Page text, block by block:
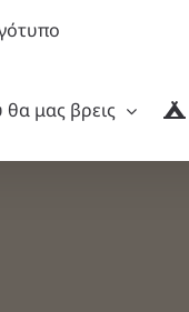
μας βρεις